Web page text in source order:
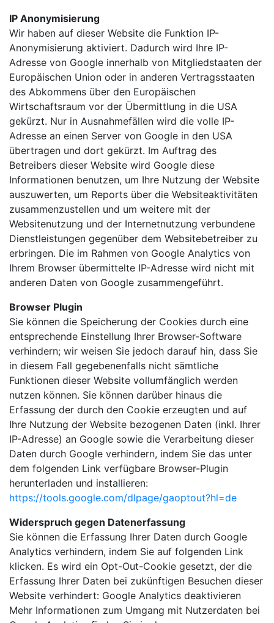
IP Anonymisierung
Wir haben auf dieser Website die Funktion IP-
Anonymisierung aktiviert. Dadurch wird Ihre IP-
Adresse von Google innerhalb von Mitgliedstaaten der
Europäischen Union oder in anderen Vertragsstaaten
des Abkommens über den Europäischen
Wirtschaftsraum vor der Übermittlung in die USA
gekürzt. Nur in Ausnahmefällen wird die volle IP-
Adresse an einen Server von Google in den USA
übertragen und dort gekürzt. Im Auftrag des
Betreibers dieser Website wird Google diese
Informationen benutzen, um Ihre Nutzung der Website
auszuwerten, um Reports über die Websiteaktivitäten
zusammenzustellen und um weitere mit der
Websitenutzung und der Internetnutzung verbundene
Dienstleistungen gegenüber dem Websitebetreiber zu
erbringen. Die im Rahmen von Google Analytics von
Ihrem Browser übermittelte IP-Adresse wird nicht mit
anderen Daten von Google zusammengeführt.
Browser Plugin
Sie können die Speicherung der Cookies durch eine
entsprechende Einstellung Ihrer Browser-Software
verhindern; wir weisen Sie jedoch darauf hin, dass Sie
in diesem Fall gegebenenfalls nicht sämtliche
Funktionen dieser Website vollumfänglich werden
nutzen können. Sie können darüber hinaus die
Erfassung der durch den Cookie erzeugten und auf
Ihre Nutzung der Website bezogenen Daten (inkl. Ihrer
IP-Adresse) an Google sowie die Verarbeitung dieser
Daten durch Google verhindern, indem Sie das unter
dem folgenden Link verfügbare Browser-Plugin
herunterladen und installieren:
https://tools.google.com/dlpage/gaoptout?hl=de
Widerspruch gegen Datenerfassung
Sie können die Erfassung Ihrer Daten durch Google
Analytics verhindern, indem Sie auf folgenden Link
klicken. Es wird ein Opt-Out-Cookie gesetzt, der die
Erfassung Ihrer Daten bei zukünftigen Besuchen dieser
Website verhindert: Google Analytics deaktivieren
Mehr Informationen zum Umgang mit Nutzerdaten bei